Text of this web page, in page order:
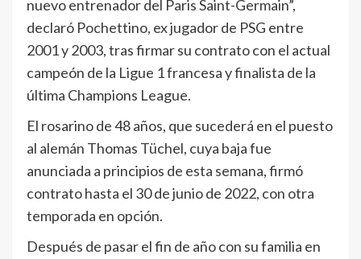
nuevo entrenador del Paris Saint-Germain”,
declaró Pochettino, ex jugador de PSG entre
2001 y 2003, tras firmar su contrato con el actual
campeón de la Ligue 1 francesa y finalista de la
última Champions League.
El rosarino de 48 años, que sucederá en el puesto
al alemán Thomas Tüchel, cuya baja fue
anunciada a principios de esta semana, firmó
contrato hasta el 30 de junio de 2022, con otra
temporada en opción.
Después de pasar el fin de año con su familia en